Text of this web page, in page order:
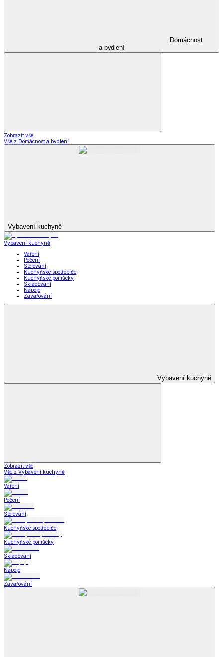
Domácnost
a bydlení
Zobrazit vše
Vše z Domácnost a bydlení
Vybavení kuchyně
Vybavení kuchyně
Vaření
Pečení
Stolování
Kuchyňské spotřebiče
Kuchyňské pomůcky
Skladování
Nápoje
Zavařování
Vybavení kuchyně
Zobrazit vše
Vše z Vybavení kuchyně
Vaření
Pečení
Stolování
Kuchyňské spotřebiče
Kuchyňské pomůcky
Skladování
Nápoje
Zavařování